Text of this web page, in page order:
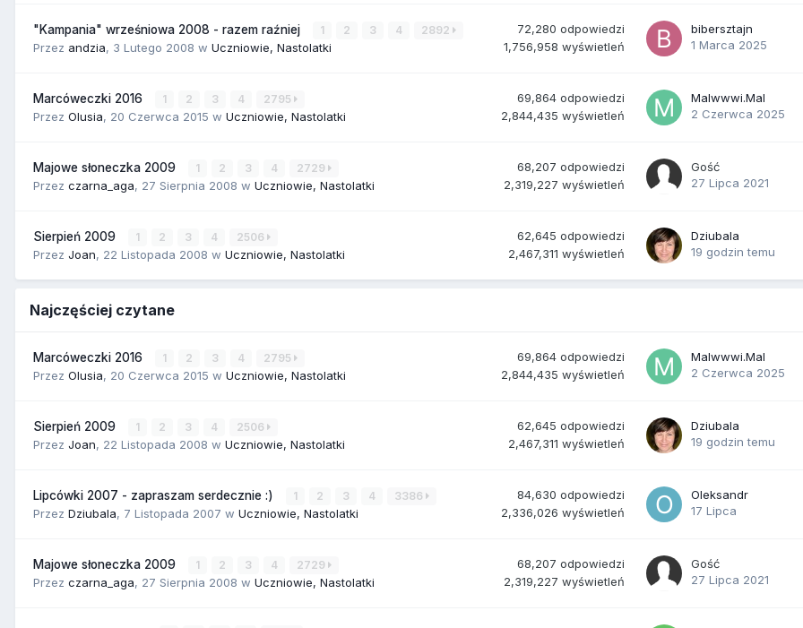
"Kampania" wrześniowa 2008 - razem raźniej 1 2 3 4 2892
Przez andzia, 3 Lutego 2008 w Uczniowie, Nastolatki
72,280 odpowiedzi
1,756,958 wyświetleń
bibersztajn
1 Marca 2025
Marcóweczki 2016 1 2 3 4 2795
Przez Olusia, 20 Czerwca 2015 w Uczniowie, Nastolatki
69,864 odpowiedzi
2,844,435 wyświetleń
Malwwwi.Mal
2 Czerwca 2025
Majowe słoneczka 2009 1 2 3 4 2729
Przez czarna_aga, 27 Sierpnia 2008 w Uczniowie, Nastolatki
68,207 odpowiedzi
2,319,227 wyświetleń
Gość
27 Lipca 2021
Sierpień 2009 1 2 3 4 2506
Przez Joan, 22 Listopada 2008 w Uczniowie, Nastolatki
62,645 odpowiedzi
2,467,311 wyświetleń
Dziubala
19 godzin temu
Najczęściej czytane
Marcóweczki 2016 1 2 3 4 2795
Przez Olusia, 20 Czerwca 2015 w Uczniowie, Nastolatki
69,864 odpowiedzi
2,844,435 wyświetleń
Malwwwi.Mal
2 Czerwca 2025
Sierpień 2009 1 2 3 4 2506
Przez Joan, 22 Listopada 2008 w Uczniowie, Nastolatki
62,645 odpowiedzi
2,467,311 wyświetleń
Dziubala
19 godzin temu
Lipcówki 2007 - zapraszam serdecznie :) 1 2 3 4 3386
Przez Dziubala, 7 Listopada 2007 w Uczniowie, Nastolatki
84,630 odpowiedzi
2,336,026 wyświetleń
Oleksandr
17 Lipca
Majowe słoneczka 2009 1 2 3 4 2729
Przez czarna_aga, 27 Sierpnia 2008 w Uczniowie, Nastolatki
68,207 odpowiedzi
2,319,227 wyświetleń
Gość
27 Lipca 2021